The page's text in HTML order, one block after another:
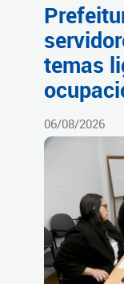
temas
06/08/2026